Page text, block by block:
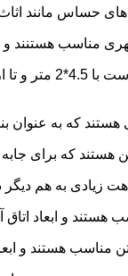
حساس مانند اثاث
تن بار را به راحتی حمل
آنها قرار داد.
6 چرخ و 10 چرخ شناخته
که برای جابه
دارند با این تفاوت که